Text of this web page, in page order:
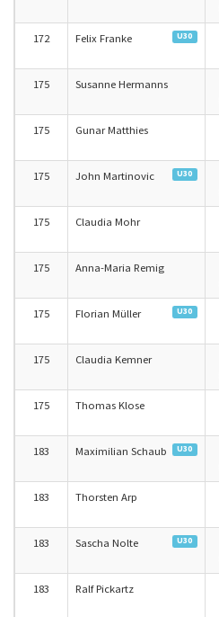
172 Felix Franke U30
175 Susanne Hermanns
175 Gunar Matthies
175 John Martinovic U30
175 Claudia Mohr
175 Anna-Maria Remig
175 Florian Müller U30
175 Claudia Kemner
175 Thomas Klose
183 Maximilian Schaub U30
183 Thorsten Arp
183 Sascha Nolte U30
183 Ralf Pickartz